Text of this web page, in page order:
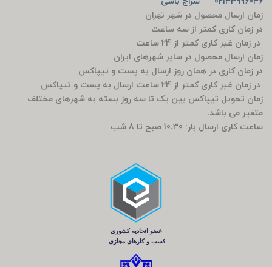
زمان ارسال محصول در شهر تهران
در زمان کاری کمتر از سه ساعت
در زمان غیر کاری کمتر از 24 ساعت
زمان ارسال محصول در سایر شهرهای ایران
در زمان کاری در همان روز ارسال به پست و تیپاکس
در زمان غیر کاری کمتر از 24 ساعت ارسال به پست و تیپاکس
زمان تحویل تیپاکس بین یک تا سه روز بسته به شهرهای مختلف
متغیر می باشد.
ساعت کاری ارسال بار: 10.30 صبح تا 8 شب